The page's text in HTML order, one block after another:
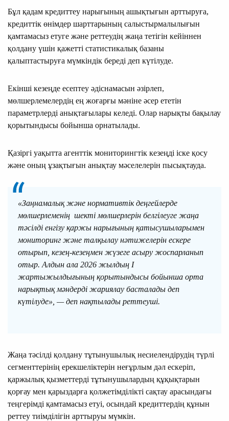
Бұл қадам кредиттеу нарығының ашықтығын арттыруға,
кредиттік өнімдер шарттарының салыстырмалылығын
қамтамасыз етуге және реттеудің жаңа тетігін кейіннен
қолдану үшін қажетті статистикалық базаны
қалыптастыруға мүмкіндік береді деп күтілуде.
Екінші кезеңде есептеу әдіснамасын әзірлеп,
мөлшерлемелердің ең жоғарғы мәніне әсер ететін
параметрлерді анықтағылары келеді. Олар нарықты бақылау
қорытындысы бойынша орнатылады.
Қазіргі уақытта агенттік мониторингтік кезеңді іске қосу
және оның ұзақтығын анықтау мәселелерін пысықтауда.
«Заңнамалық және нормативтік деңгейлерде
мөлшерлеменің шекті мөлшерлерін белгілеуге жаңа
тәсілді енгізу қаржы нарығының қатысушыларымен
мониторинг және талқылау нәтижелерін ескере
отырып, кезең-кезеңмен жүзеге асыру жоспарланып
отыр. Алдын ала 2026 жылдың І
жартыжылдығының қорытындысы бойынша орта
нарықтық мәндерді жариялау басталады деп
күтілуде», — деп нақтылады реттеуші.
Жаңа тәсілді қолдану тұтынушылық несиелендірудің түрлі
сегменттерінің ерекшеліктерін неғұрлым дәл ескеріп,
қаржылық қызметтерді тұтынушылардың құқықтарын
қорғау мен қарыздарға қолжетімділікті сақтау арасындағы
теңгерімді қамтамасыз етуі, осындай кредиттердің құнын
реттеу тиімділігін арттыруы мүмкін.